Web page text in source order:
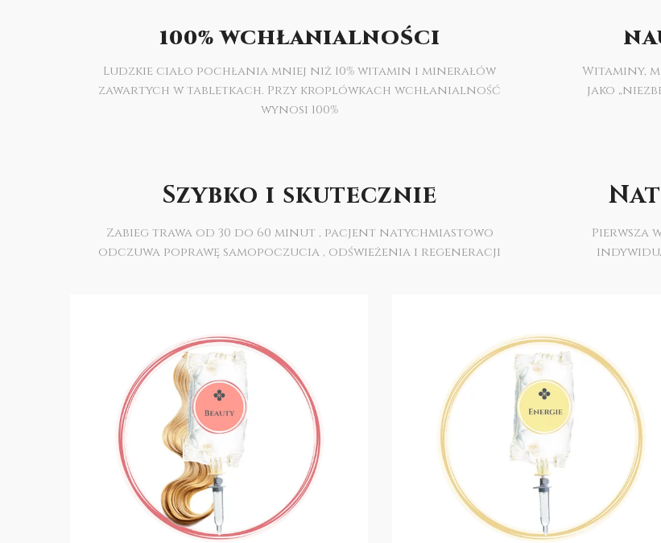
100% WCHŁANIALNOŚCI
Ludzkie ciało pochłania mniej niż 10% witamin i minerałów
zawartych w tabletkach. Przy kroplówkach wchłanialność
wynosi 100%
Witaminy,
jako
Szybko i skutecznie
Zabieg trawa od 30 do 60 minut , pacjent natychmiastowo
odczuwa poprawę samopoczucia , odświeżenia i regeneracji
Pierwsza